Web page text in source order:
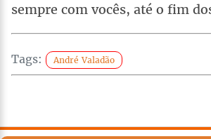
sempre com vocês, até o fim
Tags: André Valadão